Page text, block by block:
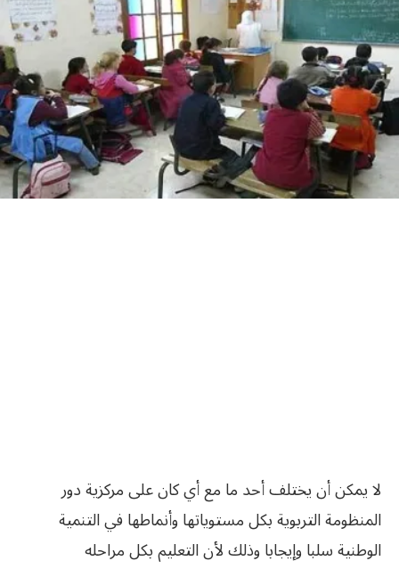
لا‭ ‬يمكن أن‮ ‬يختلف أحد ما مع أي‮ ‬كان على مركزية دور
المنظومة التربوية بكل مستوياتها وأنماطها في‮ ‬التنمية
الوطنية سلبا وإيجابا وذلك لأن التعليم بكل مراحله